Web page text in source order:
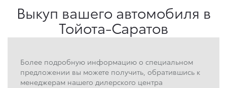
Выкуп вашего автомобиля в
Тойота‑Саратов
Более подробную информацию о специальном
предложении вы можете получить, обратившись к
менеджерам нашего дилерского центра